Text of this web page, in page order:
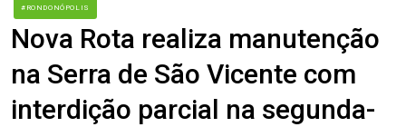
#RONDONÓPOLIS
Nova Rota realiza manutenção
na Serra de São Vicente com
interdição parcial na segunda-